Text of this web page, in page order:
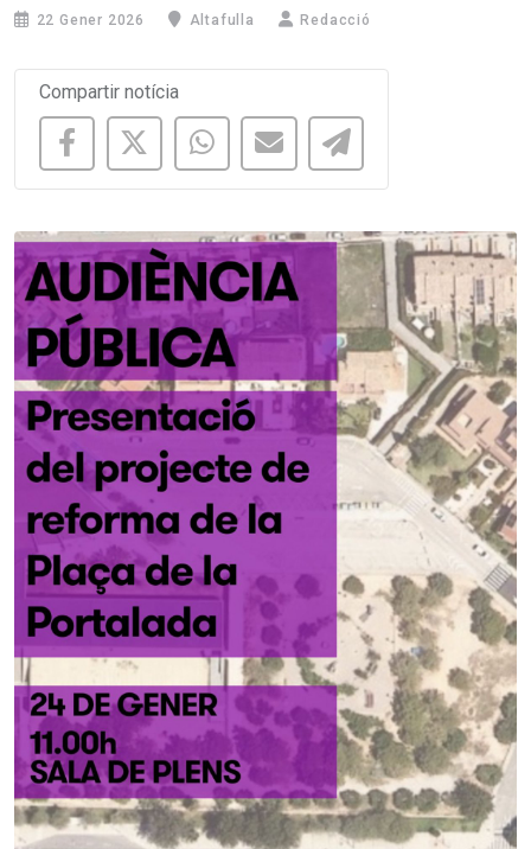
22 Gener 2026 Altafulla Redacció
Compartir notícia